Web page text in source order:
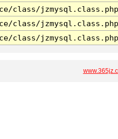
class/jzmysql.class.php
class/jzmysql.class.php
class/jzmysql.class.php